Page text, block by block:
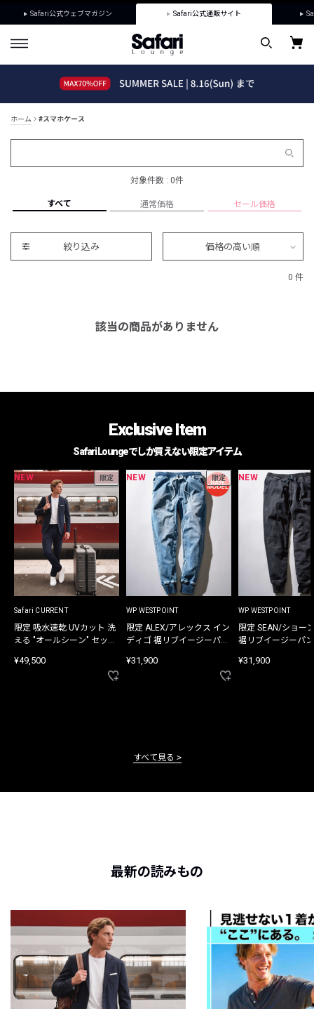
Safari公式ウェブマガジン Safari公式通販サイト
ホーム #スマホケース
対象件数 : 0件
すべて 通常価格 セール価格
絞り込み 価格の高い順
0 件
該当の商品がありません
Exclusive Item
Safari Loungeでしか買えない限定アイテム
NEW 限定
Safari CURRENT
限定 吸水速乾 UVカット 洗
える "オールシーン" セット
¥49,500
NEW 限定
WP WESTPOINT
限定 ALEX/アレックス イン
ディゴ 裾リブイージーパン
¥31,900
NEW
WP WESTPOINT
限定 SEAN/ショー
裾リブイージーパ
¥31,900
すべて見る
最新の読みもの